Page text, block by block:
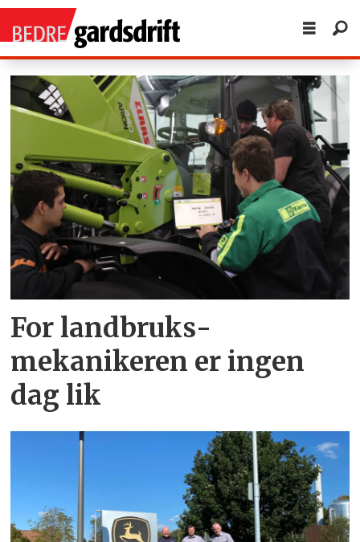
Tag:
lærlinger
For landbruks­
mekanikeren er ingen
dag lik